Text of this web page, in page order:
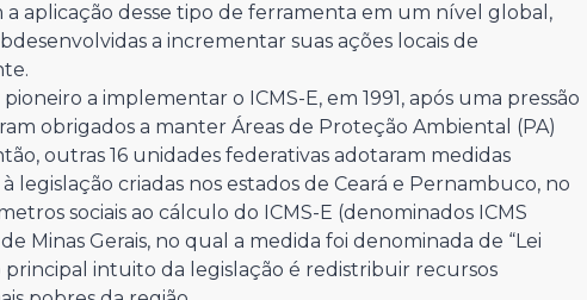
aplicação desse tipo de ferramenta em um nível global,
a incrementar suas ações locais de
a implementar o ICMS-E, em 1991, após uma pressão
obrigados a manter Áreas de Proteção Ambiental (PA)
outras 16 unidades federativas adotaram medidas
legislação criadas nos estados de Ceará e Pernambuco, no
sociais ao cálculo do ICMS-E (denominados ICMS
Minas Gerais, no qual a medida foi denominada de “Lei
principal intuito da legislação é redistribuir recursos